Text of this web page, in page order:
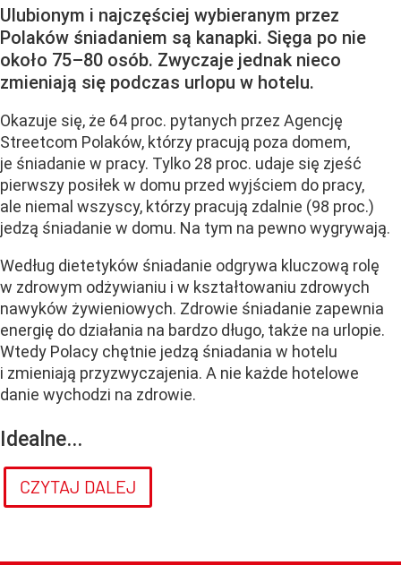
Ulubionym i najczęściej wybieranym przez
Polaków śniadaniem są kanapki. Sięga po nie
około 75–80 osób. Zwyczaje jednak nieco
zmieniają się podczas urlopu w hotelu.
Okazuje się, że 64 proc. pytanych przez Agencję
Streetcom Polaków, którzy pracują poza domem,
je śniadanie w pracy. Tylko 28 proc. udaje się zjeść
pierwszy posiłek w domu przed wyjściem do pracy,
ale niemal wszyscy, którzy pracują zdalnie (98 proc.)
jedzą śniadanie w domu. Na tym na pewno wygrywają.
Według dietetyków śniadanie odgrywa kluczową rolę
w zdrowym odżywianiu i w kształtowaniu zdrowych
nawyków żywieniowych. Zdrowie śniadanie zapewnia
energię do działania na bardzo długo, także na urlopie.
Wtedy Polacy chętnie jedzą śniadania w hotelu
i zmieniają przyzwyczajenia. A nie każde hotelowe
danie wychodzi na zdrowie.
Idealne...
CZYTAJ DALEJ